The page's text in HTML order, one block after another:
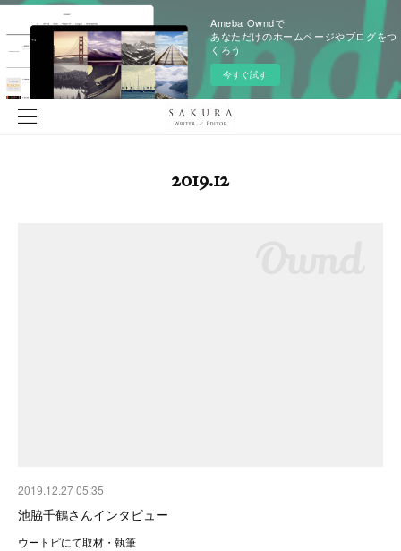
Ameba Owndで
あなただけのホームページやブログをつ
くろう
今すぐ試す
2019.12
2019.12.27 05:35
池脇千鶴さんインタビュー
ウートピにて取材・執筆